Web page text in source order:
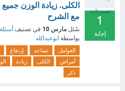
تصويتات
1
إجابة
الكلى. زيادة الوزن
مع الشرح
سُئل مارس 10 في تصنيف
بواسطة ابوعبدالله
العوامل تساعد إرتفاع
أمراض
الكلى زيادة
ذكر